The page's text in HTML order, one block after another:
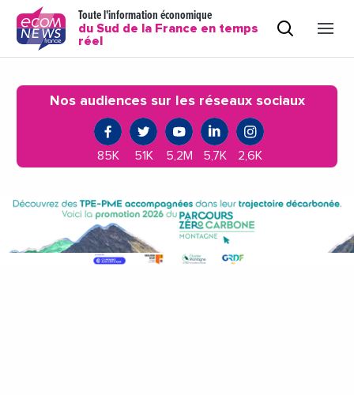
Toute l'information économique
du Sud de la France en temps
réel
Nos audiences sur les réseaux sociaux
85K 51K 5,2M 5,7K 2,6K